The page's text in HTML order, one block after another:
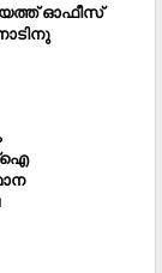
ഓഫീസ്